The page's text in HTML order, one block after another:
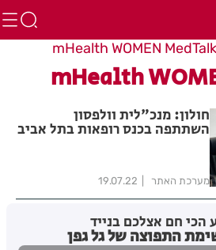
mHealth WOMEN MedTalk
mHealth
חולון: מנכ"לית וולפסון
השתתפה בכנס רופאות בתל אביב
מערכת האתר 19.07.22
הכי חם אצלכם בנייד
התפוצה של גל גפן